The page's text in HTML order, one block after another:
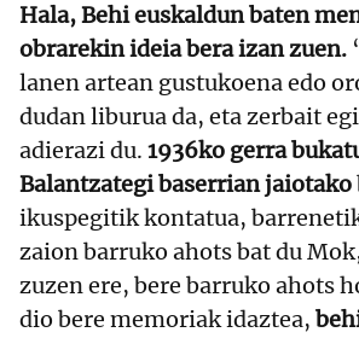
Hala, Behi euskaldun baten
obrarekin ideia bera izan zuen.
lanen artean gustukoena edo
dudan liburua da, eta zerbait
adierazi du. 1936ko gerra
Balantzategi baserrian jaiotako
ikuspegitik kontatua,
zaion barruko ahots bat du
zuzen ere, bere barruko ahots
dio bere memoriak idaztea,